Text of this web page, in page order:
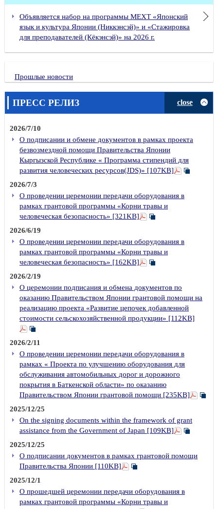
Объявляется набор на программы МЕХТ «Японский
язык и культура Японии (Никкэнсэй)» и «Стажировка
для преподавателей (Кёкэнсэй)» на 2026 г.
Прошлые новости
ПРЕСС РЕЛИЗ close
2026/7/10
О подписании и обмене документов в рамках проекта
безвозмездной помощи Правительства Японии
Кыргызской Республике « Программа стипендий для
развития человеческих ресурсов(JDS)» [107KB]
2026/7/3
О проведении церемонии передачи оборудования в
рамках грантовой программы «Корни травы и
человеческая безопасность» [321KB]
2026/6/19
О проведении церемонии передачи оборудования в
рамках грантовой программы «Корни травы и
человеческая безопасность» [162KB]
2026/2/19
О церемонии подписания и обмена документов по
оказанию Правительством Японии грантовой помощи на
реализацию проекта «Развитие цепочек добавленной
стоимости сельскохозяйственной продукции» [112KB]
2026/2/11
О проведении церемонии передачи оборудования в
рамках « Проекта по улучшению оборудования для
обслуживания автомобильных дорог и дорожного
покрытия в Баткенской области» по оказанию
Правительством Японии грантовой помощи [235KB]
2025/12/25
On the signing documents within the framework of grant
assistance from the Government of Japan [109KB]
2025/12/25
О подписании документов в рамках грантовой помощи
Правительства Японии [110KB]
2025/12/1
О прошедшей церемонии передачи оборудования в
рамках грантовой программы «Корни травы и